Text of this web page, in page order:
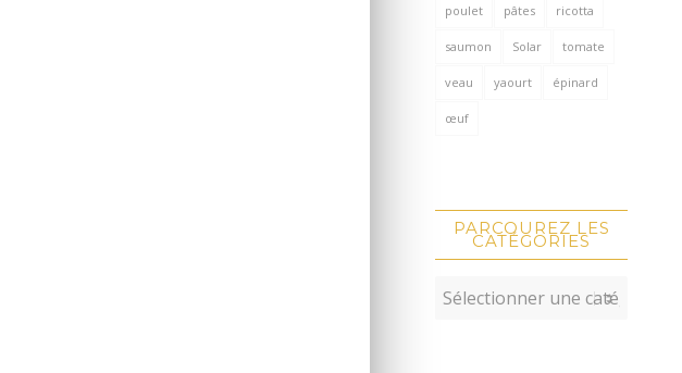
poulet pâtes ricotta
saumon Solar tomate
veau yaourt épinard
œuf
PARCOUREZ LES
CATÉGORIES